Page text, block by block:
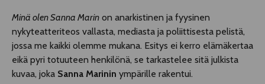
Minä olen Sanna Marin on anarkistinen ja fyysinen
nykyteatteriteos vallasta, mediasta ja poliittisesta pelistä,
jossa me kaikki olemme mukana. Esitys ei kerro elämäkertaa
eikä pyri totuuteen henkilönä, se tarkastelee sitä julkista
kuvaa, joka Sanna Marinin ympärille rakentui.